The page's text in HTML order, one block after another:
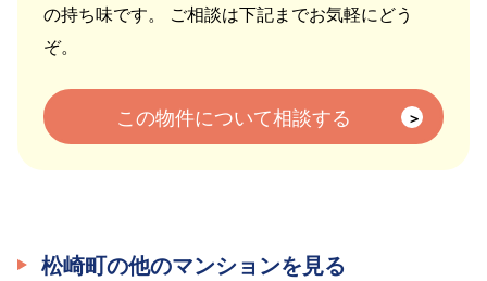
の持ち味です。 ご相談は下記までお気軽にどう
ぞ。
この物件について相談する
松崎町の他のマンションを見る